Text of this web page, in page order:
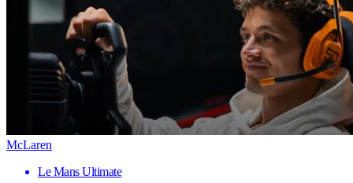
McLaren
Le Mans Ultimate